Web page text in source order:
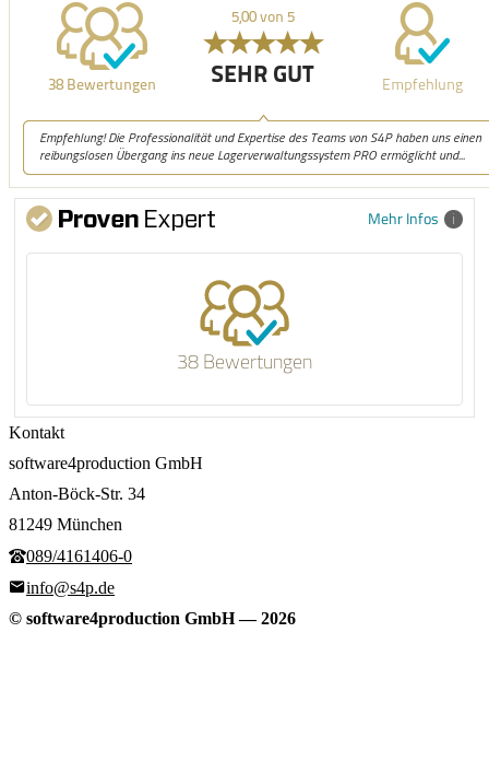
Mehr Infos
38 Bewertungen
Kontakt
software4production GmbH
Anton-Böck-Str. 34
81249 München
089/4161406-0
info@s4p.de
© software4production GmbH—2026